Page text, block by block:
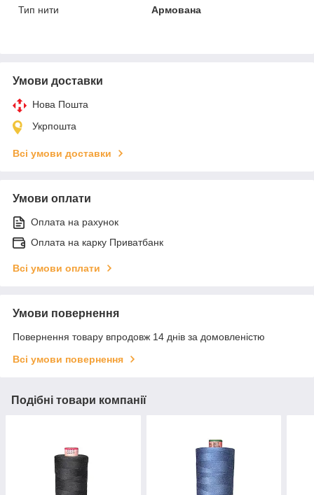
Тип нити
Армована
Умови доставки
Нова Пошта
Укрпошта
Всі умови доставки
Умови оплати
Оплата на рахунок
Оплата на карку Приватбанк
Всі умови оплати
Умови повернення
Повернення товару впродовж 14 днів за домовленістю
Всі умови повернення
Подібні товари компанії